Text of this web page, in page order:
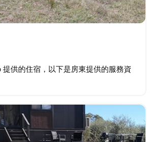
供的住宿，以下是房東提供的服務資